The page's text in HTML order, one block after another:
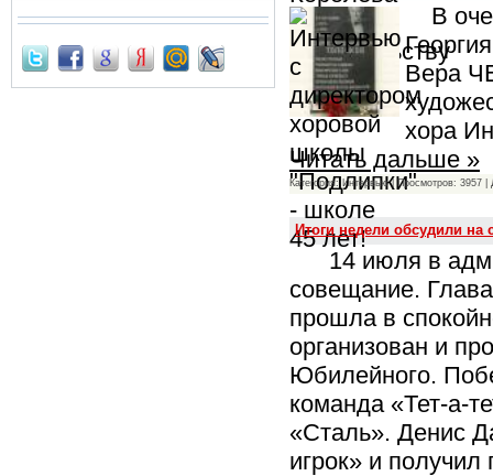
В
Вера
хора
Читать дальше »
Категория: Интервью | Просмотров: 3957
Итоги недели обсудили
14 июля в
совещание.
прошла в
организован и
Юбилейного.
команда «Тет-а-
«Сталь». Денис
игрок» и